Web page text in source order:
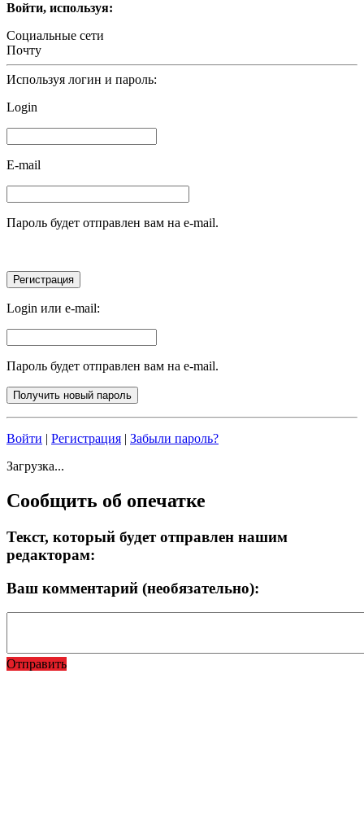
Войти, используя:
Социальные сети
Почту
Используя логин и пароль:
Login
E-mail
Пароль будет отправлен вам на e-mail.
Login или e-mail:
Пароль будет отправлен вам на e-mail.
Войти | Регистрация | Забыли пароль?
Загрузка...
Сообщить об опечатке
Текст, который будет отправлен нашим
редакторам:
Ваш комментарий (необязательно):
Отправить